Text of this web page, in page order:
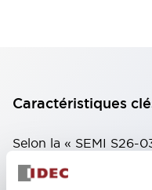
Caractéristiques
Selon la « SEMI S26-
and Safety Guideline